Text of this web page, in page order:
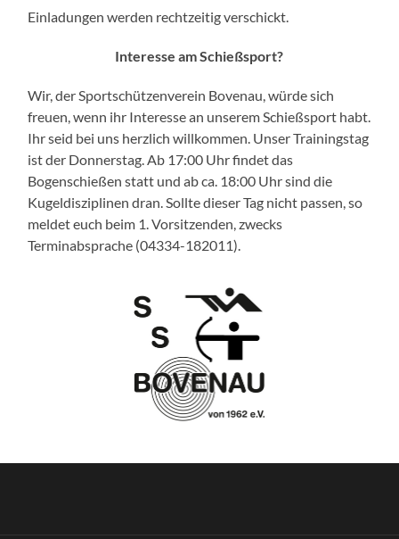
Einladungen werden rechtzeitig verschickt.
Interesse am Schießsport?
Wir, der Sportschützenverein Bovenau, würde sich
freuen, wenn ihr Interesse an unserem Schießsport habt.
Ihr seid bei uns herzlich willkommen. Unser Trainingstag
ist der Donnerstag. Ab 17:00 Uhr findet das
Bogenschießen statt und ab ca. 18:00 Uhr sind die
Kugeldisziplinen dran. Sollte dieser Tag nicht passen, so
meldet euch beim 1. Vorsitzenden, zwecks
Terminabsprache (04334-182011).